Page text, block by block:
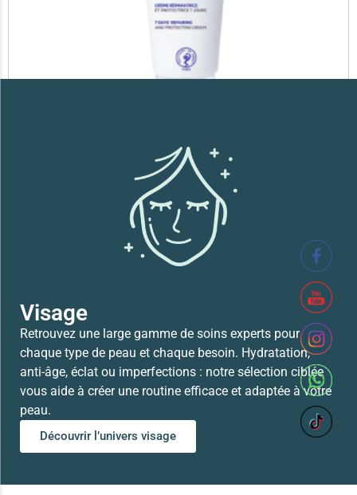
SVR XERIAL FISSURES ET CREVASSES
Visage
Retrouvez une large gamme de soins experts pour
chaque type de peau et chaque besoin. Hydratation,
anti-âge, éclat ou imperfections : notre sélection ciblée
vous aide à créer une routine efficace et adaptée à votre
peau.
Découvrir l’univers visage